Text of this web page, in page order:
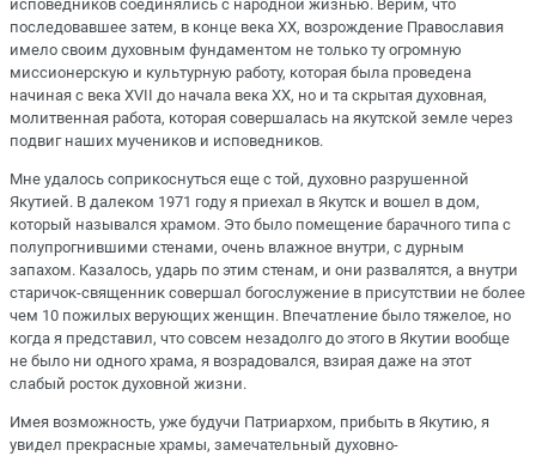
исповедников соединялись с народной жизнью. Верим, что
последовавшее затем, в конце века XX, возрождение Православия
имело своим духовным фундаментом не только ту огромную
миссионерскую и культурную работу, которая была проведена
начиная с века XVII до начала века XX, но и та скрытая духовная,
молитвенная работа, которая совершалась на якутской земле через
подвиг наших мучеников и исповедников.
Мне удалось соприкоснуться еще с той, духовно разрушенной
Якутией. В далеком 1971 году я приехал в Якутск и вошел в дом,
который назывался храмом. Это было помещение барачного типа с
полупрогнившими стенами, очень влажное внутри, с дурным
запахом. Казалось, ударь по этим стенам, и они развалятся, а внутри
старичок-священник совершал богослужение в присутствии не более
чем 10 пожилых верующих женщин. Впечатление было тяжелое, но
когда я представил, что совсем незадолго до этого в Якутии вообще
не было ни одного храма, я возрадовался, взирая даже на этот
слабый росток духовной жизни.
Имея возможность, уже будучи Патриархом, прибыть в Якутию, я
увидел прекрасные храмы, замечательный духовно-